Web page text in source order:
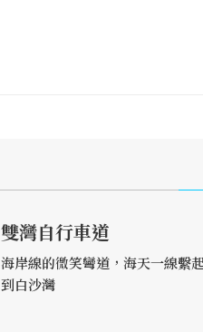
雙灣自行車道
海岸線的微笑彎道，海天一線繫
到白沙灣